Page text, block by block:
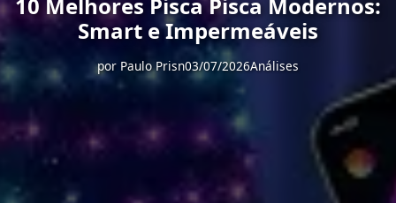
Smart e Impermeáveis
por Paulo Prisn03/07/2026Análises